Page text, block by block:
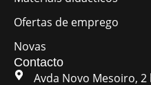
Ofertas de emprego
Novas
Contacto
Avda Novo Mesoiro, 2